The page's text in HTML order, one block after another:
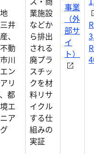
井
、
動
川
ン
リ
都
エ
ア
業施設
などか
ら排出
される
廃プラ
スチッ
クを材
料リサ
イクル
する仕
組みの
実証
事業
（外
部サ
イ
ト）